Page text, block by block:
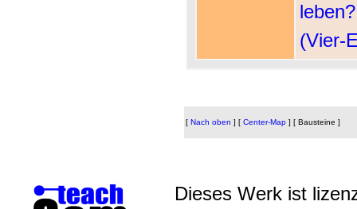
leben?
(Vier-
[ Nach oben ] [ Center-Map ] [ Bausteine ]
Dieses Werk ist